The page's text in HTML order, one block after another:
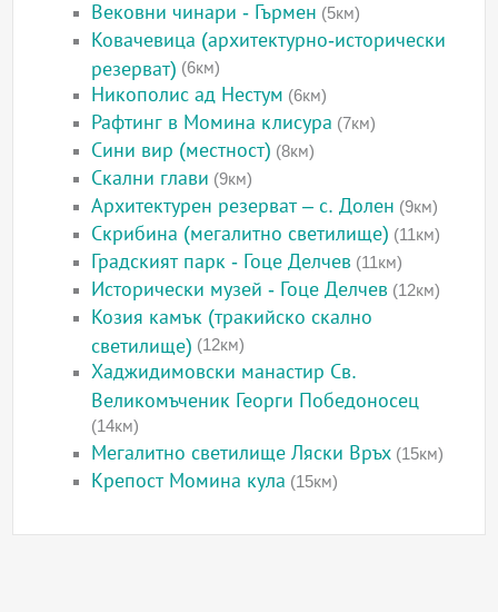
Вековни чинари - Гърмен (5км)
Ковачевица (архитектурно-исторически
резерват) (6км)
Никополис ад Нестум (6км)
Рафтинг в Момина клисура (7км)
Сини вир (местност) (8км)
Скални глави (9км)
Архитектурен резерват – с. Долен (9км)
Скрибина (мегалитно светилище) (11км)
Градският парк - Гоце Делчев (11км)
Исторически музей - Гоце Делчев (12км)
Козия камък (тракийско скално
светилище) (12км)
Хаджидимовски манастир Св.
Великомъченик Георги Победоносец
(14км)
Мегалитно светилище Ляски Връх (15км)
Крепост Момина кула (15км)